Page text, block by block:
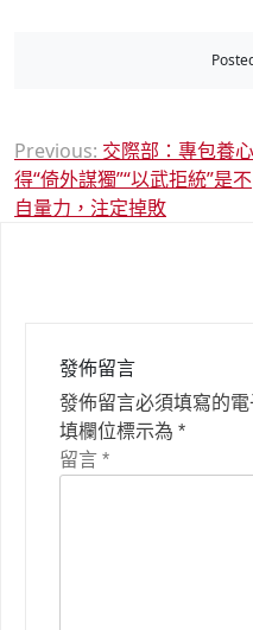
文
章
導
Previous: 交際部：專包養心
得“倚外謀獨”“以武拒統”是不
自量力，注定掉敗
發佈留言
發佈留言必須填寫的
填欄位標示為 *
留言 *